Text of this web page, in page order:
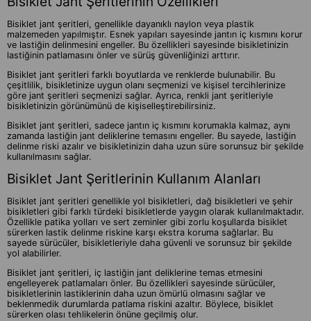
Bisiklet jant şeritleri, genellikle dayanıklı naylon veya plastik
malzemeden yapılmıştır. Esnek yapıları sayesinde jantın iç kısmını korur
ve lastiğin delinmesini engeller. Bu özellikleri sayesinde bisikletinizin
lastiğinin patlamasını önler ve sürüş güvenliğinizi arttırır.
Bisiklet jant şeritleri farklı boyutlarda ve renklerde bulunabilir. Bu
çeşitlilik, bisikletinize uygun olanı seçmenizi ve kişisel tercihlerinize
göre jant şeritleri seçmenizi sağlar. Ayrıca, renkli jant şeritleriyle
bisikletinizin görünümünü de kişiselleştirebilirsiniz.
Bisiklet jant şeritleri, sadece jantın iç kısmını korumakla kalmaz, aynı
zamanda lastiğin jant deliklerine temasını engeller. Bu sayede, lastiğin
delinme riski azalır ve bisikletinizin daha uzun süre sorunsuz bir şekilde
kullanılmasını sağlar.
Bisiklet Jant Şeritlerinin Kullanım Alanları
Bisiklet jant şeritleri genellikle yol bisikletleri, dağ bisikletleri ve şehir
bisikletleri gibi farklı türdeki bisikletlerde yaygın olarak kullanılmaktadır.
Özellikle patika yolları ve sert zeminler gibi zorlu koşullarda bisiklet
sürerken lastik delinme riskine karşı ekstra koruma sağlarlar. Bu
sayede sürücüler, bisikletleriyle daha güvenli ve sorunsuz bir şekilde
yol alabilirler.
Bisiklet jant şeritleri, iç lastiğin jant deliklerine temas etmesini
engelleyerek patlamaları önler. Bu özellikleri sayesinde sürücüler,
bisikletlerinin lastiklerinin daha uzun ömürlü olmasını sağlar ve
beklenmedik durumlarda patlama riskini azaltır. Böylece, bisiklet
sürerken olası tehlikelerin önüne geçilmiş olur.